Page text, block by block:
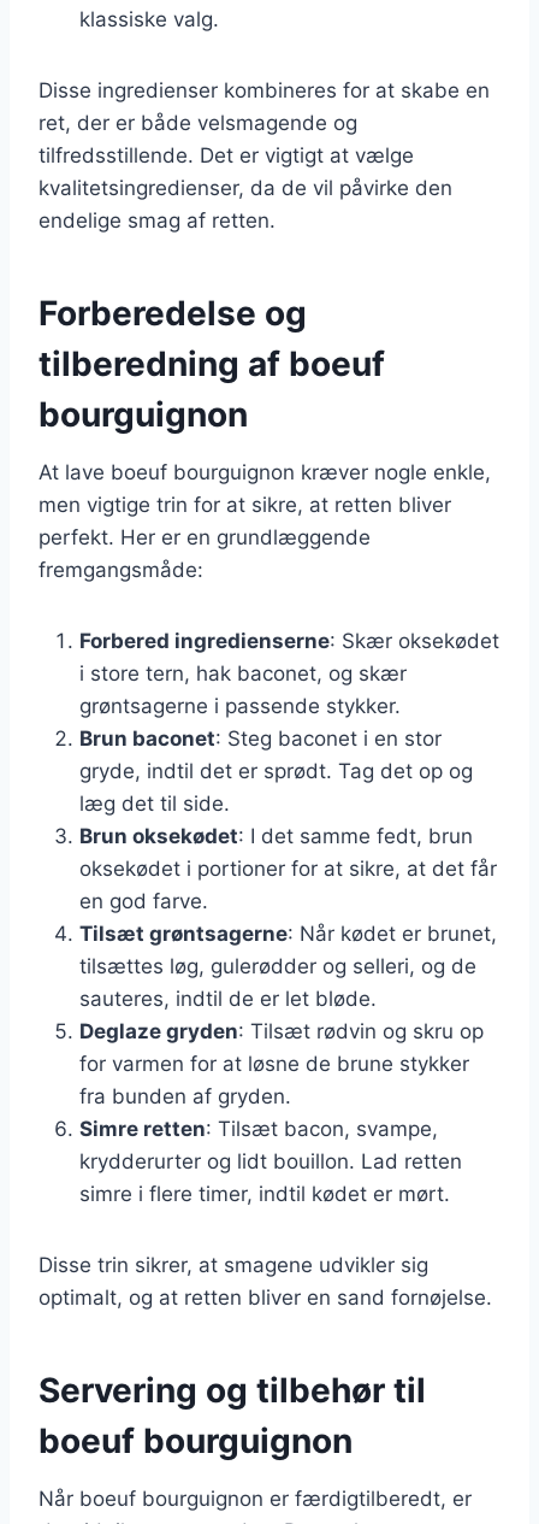
klassiske valg.
Disse ingredienser kombineres for at skabe en
ret, der er både velsmagende og
tilfredsstillende. Det er vigtigt at vælge
kvalitetsingredienser, da de vil påvirke den
endelige smag af retten.
Forberedelse og
tilberedning af boeuf
bourguignon
At lave boeuf bourguignon kræver nogle enkle,
men vigtige trin for at sikre, at retten bliver
perfekt. Her er en grundlæggende
fremgangsmåde:
Forbered ingredienserne: Skær oksekødet
i store tern, hak baconet, og skær
grøntsagerne i passende stykker.
Brun baconet: Steg baconet i en stor
gryde, indtil det er sprødt. Tag det op og
læg det til side.
Brun oksekødet: I det samme fedt, brun
oksekødet i portioner for at sikre, at det får
en god farve.
Tilsæt grøntsagerne: Når kødet er brunet,
tilsættes løg, gulerødder og selleri, og de
sauteres, indtil de er let bløde.
Deglaze gryden: Tilsæt rødvin og skru op
for varmen for at løsne de brune stykker
fra bunden af gryden.
Simre retten: Tilsæt bacon, svampe,
krydderurter og lidt bouillon. Lad retten
simre i flere timer, indtil kødet er mørt.
Disse trin sikrer, at smagene udvikler sig
optimalt, og at retten bliver en sand fornøjelse.
Servering og tilbehør til
boeuf bourguignon
Når boeuf bourguignon er færdigtilberedt, er